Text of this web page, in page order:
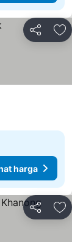
Kongsi
harga
Kongsi